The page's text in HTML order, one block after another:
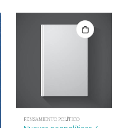
PENSAMIENTO POLÍTICO